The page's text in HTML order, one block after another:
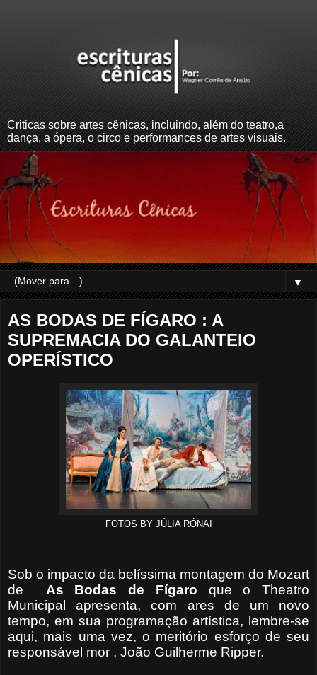
Criticas sobre artes cênicas, incluindo, além do teatro,a
dança, a ópera, o circo e performances de artes visuais.
▼
AS BODAS DE FÍGARO : A
SUPREMACIA DO GALANTEIO
OPERÍSTICO
FOTOS BY JÚLIA RÓNAI
Sob o impacto da belíssima montagem do Mozart
de As Bodas de Fígaro que o Theatro
Municipal apresenta, com ares de um novo
tempo, em sua programação artística, lembre-se
aqui, mais uma vez, o meritório esforço de seu
responsável mor , João Guilherme Ripper.